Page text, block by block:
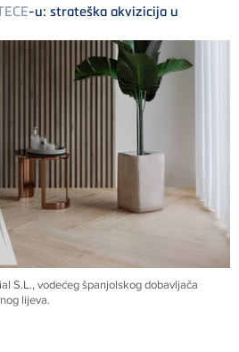
-u: strateška akvizicija u
S.L., vodećeg španjolskog dobavljača
lijeva.